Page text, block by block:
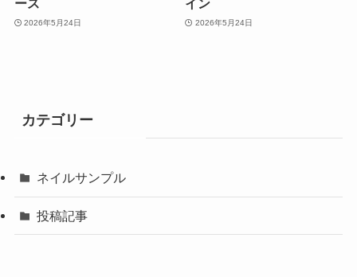
ース
2026年5月24日
イン
2026年5月24日
カテゴリー
ネイルサンプル
投稿記事